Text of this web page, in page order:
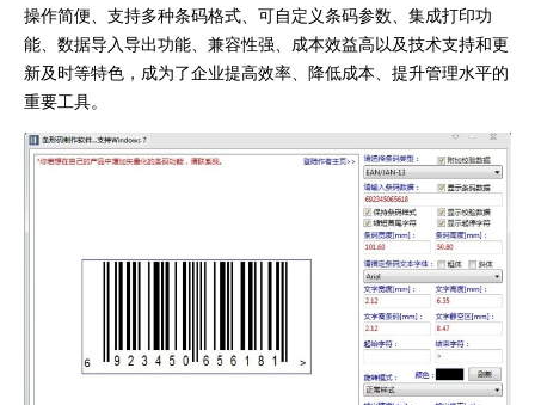
操作简便、支持多种条码格式、可自定义条码参数、集成打印功
能、数据导入导出功能、兼容性强、成本效益高以及技术支持和更
新及时等特色，成为了企业提高效率、降低成本、提升管理水平的
重要工具。